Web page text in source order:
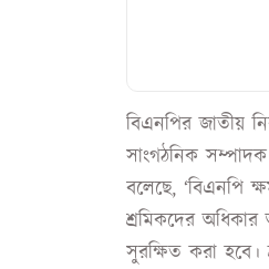
বিএনপির জাতীয়
সাংগঠনিক সম্পাদক
বলেছে, ‘বিএনপি
শ্রমিকদের
সুরক্ষিত করা হবে।